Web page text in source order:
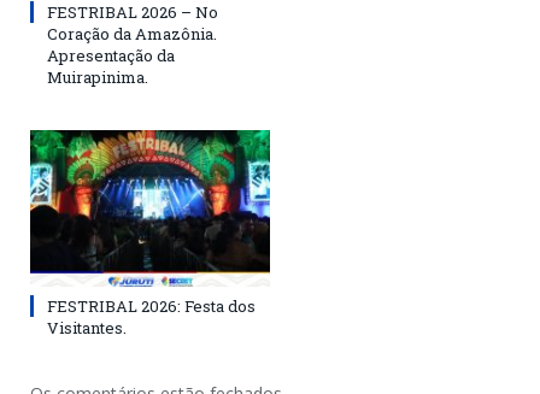
FESTRIBAL 2026 – No
Coração da Amazônia.
Apresentação da
Muirapinima.
FESTRIBAL 2026: Festa dos
Visitantes.